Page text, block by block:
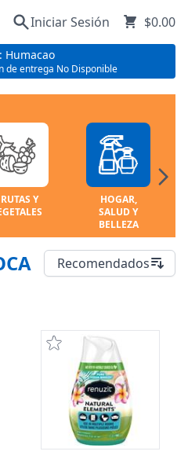
Humacao
de entrega No Disponible
Iniciar Sesión $0.00
Y
HOGAR,
SALUD Y
BELLEZA
Recomendados